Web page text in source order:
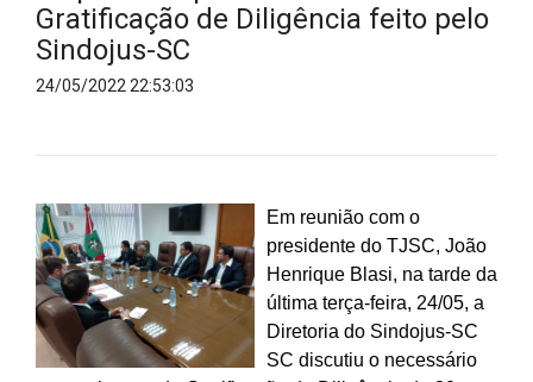
Gratificação de Diligência feito pelo
Sindojus-SC
24/05/2022 22:53:03
Em reunião com o
presidente do TJSC, João
Henrique Blasi, na tarde da
última terça-feira, 24/05, a
Diretoria do Sindojus-SC
SC discutiu o necessário